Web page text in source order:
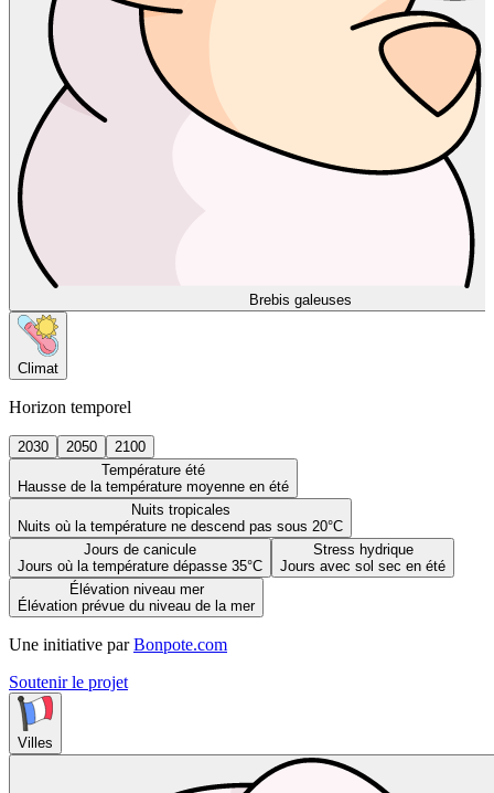
Brebis galeuses
Climat
Horizon temporel
2030 2050
2100
Température été
Hausse de la température moyenne en été
Nuits tropicales
Nuits où la température ne descend pas sous 20°C
Jours de canicule
Jours où la température dépasse 35°C
Stress hydrique
Jours avec sol sec en été
Élévation niveau mer
Élévation prévue du niveau de la mer
Une initiative par Bonpote.com
Soutenir le projet
Villes